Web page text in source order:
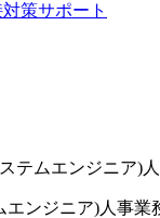
策サポート
テムエンジニア)
ンジニア)人事